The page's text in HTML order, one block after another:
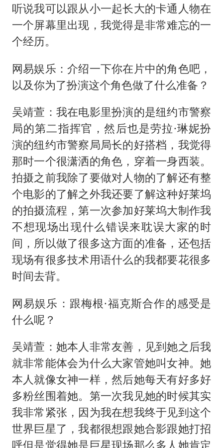
听说我可以跟从小一起长大的卡通人物在
一个屏幕里出现，我觉得是非常难忘的一
个经历。
网易娱乐：介绍一下你在片中的角色吧，
以及你为了扮演这个角色做了什么准备？
吴靖萱：我在电影里扮演的是纽约市警察
局的第二指挥官，然后也是劳拉·琳妮扮
演的纽约市警察局局长的好搭档，我觉得
那时一个很潇洒的角色，穿着一身西装。
拍摄之前我除了要做对人物的了解还有整
个电影的了解之外我还要了解这种好莱坞
的拍摄流程，第一次参加好莱坞大制作我
不想现场出现什么错误来耽误大家的时
间，所以做了很多这方面的准备，还包括
现场有很多技术用语什么的我都要花很多
时间去背。
网易娱乐：跟梅根·福克斯合作的感受是
什么呢？
吴靖萱：她本人非常友善，见到她之后我
就非常能体会为什么大家管她叫女神。她
本人就像女神一样，然后她每天有好多好
多粉丝围着她。第一次我见她的时候其实
我非常紧张，因为我在想我终于见到这个
世界巨星了，我都很想跟她合影跟她打招
呼但是觉得她是巨星现场那么多人她肯定